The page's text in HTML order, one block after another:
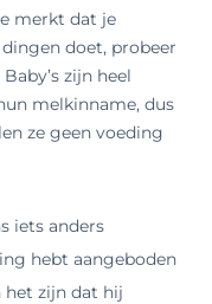
merkt dat je
doet, probeer
zijn heel
melkinname, dus
ze geen voeding
iets anders
hebt aangeboden
het zijn dat hij